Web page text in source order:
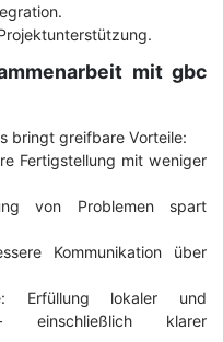
mit gbc
bringt greifbare Vorteile:
Fertigstellung mit weniger
von Problemen spart
Kommunikation über
Erfüllung lokaler und
einschließlich klarer